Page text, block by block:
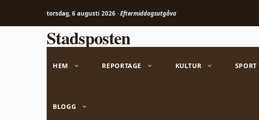
torsdag, 6 augusti 2026 · Eftermiddagsutgåva
Stadsposten
HEM REPORTAGE KULTUR SPORT
BLOGG